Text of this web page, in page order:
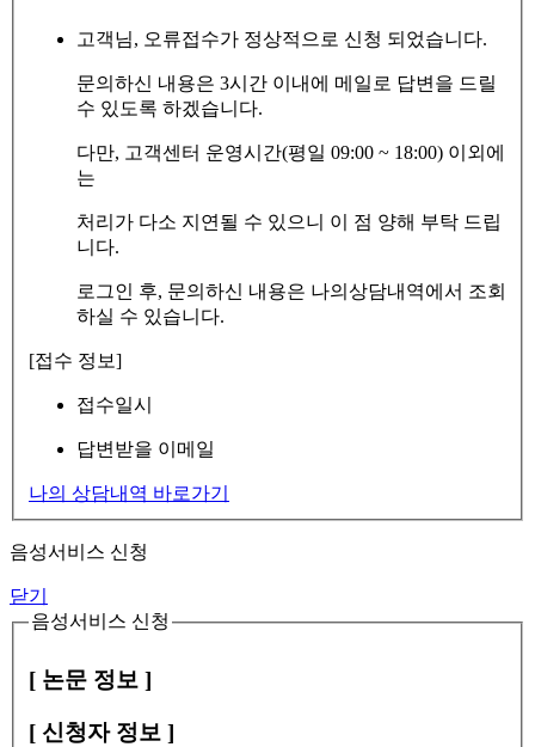
고객님, 오류접수가 정상적으로 신청 되었습니다.
문의하신 내용은 3시간 이내에 메일로 답변을 드릴
수 있도록 하겠습니다.
다만, 고객센터 운영시간(평일 09:00 ~ 18:00) 이외에
는
처리가 다소 지연될 수 있으니 이 점 양해 부탁 드립
니다.
로그인 후, 문의하신 내용은 나의상담내역에서 조회
하실 수 있습니다.
[접수 정보]
접수일시
답변받을 이메일
나의 상담내역 바로가기
음성서비스 신청
닫기
음성서비스 신청
[ 논문 정보 ]
[ 신청자 정보 ]